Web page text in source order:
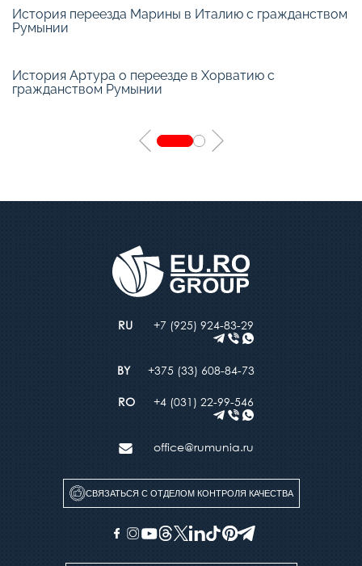
История переезда Марины в Италию с гражданством
Румынии
История Артура о переезде в Хорватию с
гражданством Румынии
+7 (925) 924-83-29
+4 (031) 22-99-546
+375 (33) 608-84-73
office@rumunia.ru
СВЯЗАТЬСЯ С ОТДЕЛОМ КОНТРОЛЯ КАЧЕСТВА